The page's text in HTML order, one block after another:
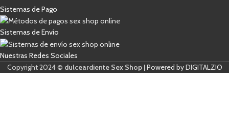
n
i
c
o
*
c
o
C
a
s
l
d
e
v
e
r
i
f
c
Sistemas de Pago
Sistemas de Envío
Nuestras Redes Sociales
Copyright 2024 © dulceardiente Sex Shop |Powered by DIGITALZIO